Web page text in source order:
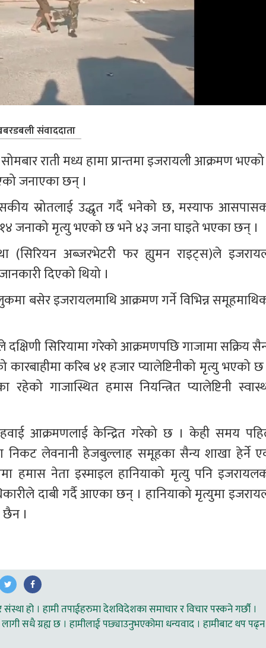
संवाददाता
राती मध्य हामा प्रान्तमा इजरायली आक्रमण
जनाएका छन् ।
स्रोतलाई उद्धृत गर्दै भनेको छ, मस्याफ
जनाको मृत्यु भएको छ भने ४३ जना घाइते भएका छन् ।
(सिरियन अब्जरभेटरी फर ह्युमन राइट्स)ले
दिएको थियो ।
बसेर इजरायलमाथि आक्रमण गर्ने विभिन्न
सिरियामा गरेको आक्रमणपछि गाजामा सक्रिय
करिब ४१ हजार प्यालेष्टिनीको मृत्यु भएको छ
गाजास्थित हमास नियन्त्रित प्यालेष्टिनी
आक्रमणलाई केन्द्रित गरेको छ । केही समय
लेवनानी हेजबुल्लाह समूहका सैन्य शाखा हेर्ने
हमास नेता इस्माइल हानियाको मृत्यु पनि
दाबी गर्दै आएका छन् । हानियाको मृत्युमा
।
हो । हामी तपाईहरुमा देशविदेशका समाचार र विचार पस्कने गर्छौ ।
सधै ग्रह्य छ । हामीलाई पछ्याउनुभएकोमा धन्यवाद । हामीबाट थप पढ्न